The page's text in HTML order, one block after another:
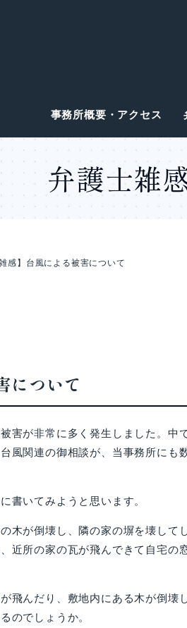
事務所概要・アクセス
弁護士雑
雑感】台風による被害について
について
害が非常に多く発生しました。中
風関連の御相談が、当事務所にも
書いてみようと思います。
木が倒壊し、隣の家の塀を壊して
近所の家の瓦が飛んできて自宅の
んだり、敷地内にある木が倒壊
のでしょうか。